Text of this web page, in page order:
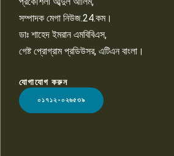
LOGO
সম্পাদক মেগা নিউজ.24.কম।
ডাঃ শাহেদ ইমরান এমবিবিএস,
গেষ্ট প্রোগ্রাম প্রডিউসর, এটিএন বাংলা।
যোগাযোগ করুন
০১৭১২-০২৬৫৩৯